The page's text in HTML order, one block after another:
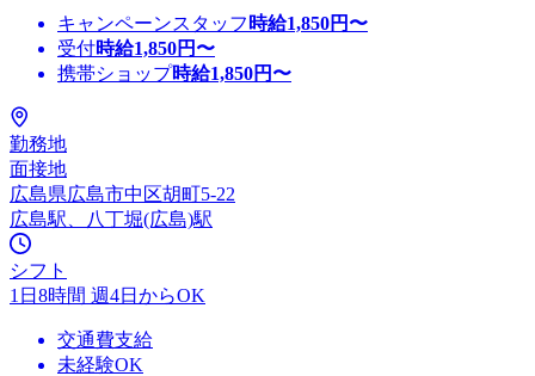
キャンペーンスタッフ 時給1,850円〜
受付時給1,850円〜
携帯ショップ時給1,850円〜
勤務地
面接地
広島県広島市中区胡町5-22
広島駅、八丁堀(広島)駅
シフト
1日8時間 週4日からOK
交通費支給
未経験OK